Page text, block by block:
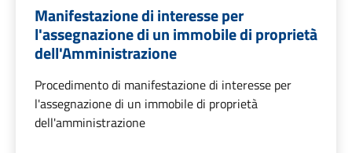
Manifestazione di interesse per
l'assegnazione di un immobile di proprietà
dell'Amministrazione
Procedimento di manifestazione di interesse per
l'assegnazione di un immobile di proprietà
dell'amministrazione